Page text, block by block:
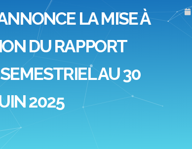
LA MISE À
DU RAPPORT
AU 30
2025